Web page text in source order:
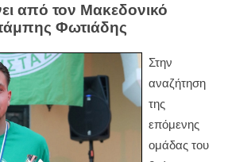
από τον Μακεδονικό
Φωτιάδης
Στην
αναζήτηση
της
επόμενης
ομάδας του